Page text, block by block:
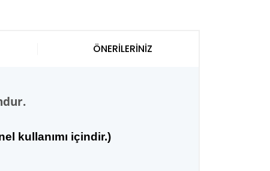
kullanımı içindir.)
ÖNERİLERİNİZ